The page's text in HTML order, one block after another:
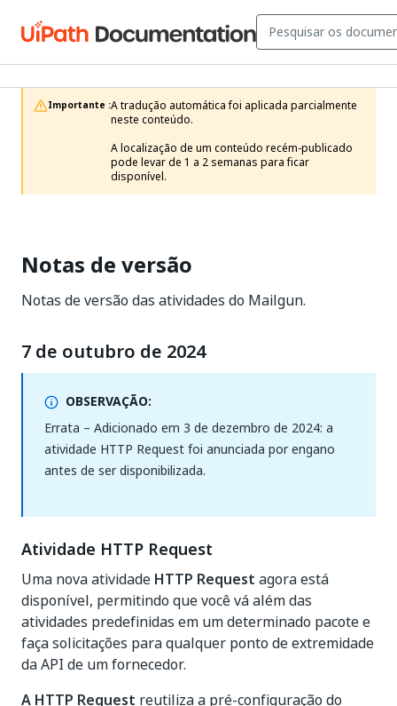
Importante :A tradução automática foi aplicada parcialmente
neste conteúdo.
A localização de um conteúdo recém-publicado
pode levar de 1 a 2 semanas para ficar
disponível.
Notas de versão
Notas de versão das atividades do Mailgun.
7 de outubro de 2024
OBSERVAÇÃO:
Errata – Adicionado em 3 de dezembro de 2024: a
atividade HTTP Request foi anunciada por engano
antes de ser disponibilizada.
Atividade HTTP Request
Uma nova atividade HTTP Request agora está
disponível, permitindo que você vá além das
atividades predefinidas em um determinado pacote e
faça solicitações para qualquer ponto de extremidade
da API de um fornecedor.
A HTTP Request reutiliza a pré-configuração do